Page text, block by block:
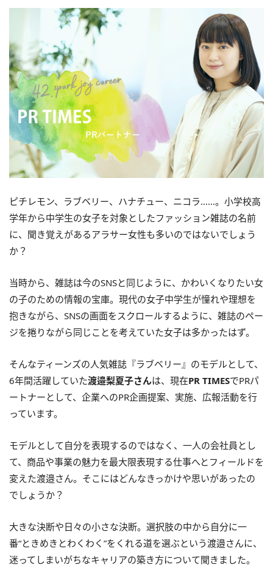
ピチレモン、ラブベリー、ハナチュー、ニコラ……。小学校高
学年から中学生の女子を対象としたファッション雑誌の名前
に、聞き覚えがあるアラサー女性も多いのではないでしょう
か？
当時から、雑誌は今のSNSと同じように、かわいくなりたい女
の子のための情報の宝庫。現代の女子中学生が憧れや理想を
抱きながら、SNSの画面をスクロールするように、雑誌のペー
ジを捲りながら同じことを考えていた女子は多かったはず。
そんなティーンズの人気雑誌『ラブベリー』のモデルとして、
6年間活躍していた渡邉梨夏子さんは、現在PR TIMESでPRパ
ートナーとして、企業へのPR企画提案、実施、広報活動を行
っています。
モデルとして自分を表現するのではなく、一人の会社員とし
て、商品や事業の魅力を最大限表現する仕事へとフィールドを
変えた渡邉さん。そこにはどんなきっかけや思いがあったの
でしょうか？
大きな決断や日々の小さな決断。選択肢の中から自分に一
番“ときめきとわくわく”をくれる道を選ぶという渡邉さんに、
迷ってしまいがちなキャリアの築き方について聞きました。